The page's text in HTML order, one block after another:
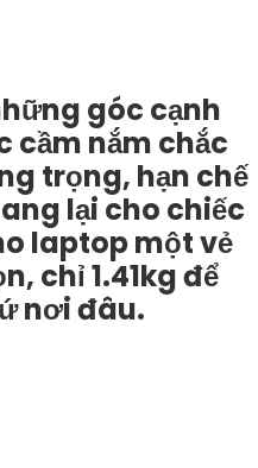
góc cạnh
cầm nắm chắc
trọng, hạn chế
lại cho chiếc
laptop một vẻ
chỉ 1.41kg để
nơi đâu.